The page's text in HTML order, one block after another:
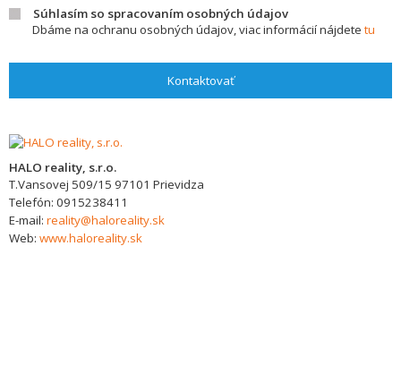
Súhlasím so spracovaním osobných údajov
Dbáme na ochranu osobných údajov, viac informácií nájdete tu
Kontaktovať
HALO reality, s.r.o.
T.Vansovej 509/15 97101 Prievidza
Telefón: 0915238411
E-mail: reality@haloreality.sk
Web: www.haloreality.sk